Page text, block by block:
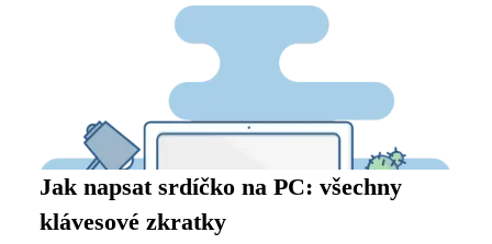
Jak napsat srdíčko na PC: všechny
klávesové zkratky